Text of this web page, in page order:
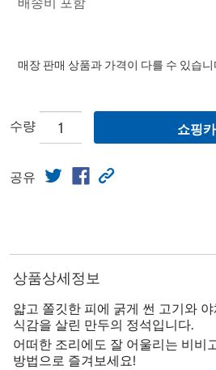
매장 판매 상품과 가격이 다를 수 있습니
수량 쇼핑
공유
상품상세정보
얇고 쫄깃한 피에 굵게 썬 고기와
식감을 살린 만두의 정석입니다.
어떠한 조리에도 잘 어울리는 비비
방법으로 즐겨보세요!